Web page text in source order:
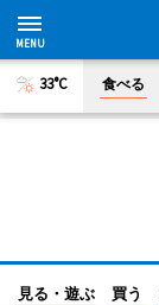
33°C 食べる
見る・遊ぶ 買う